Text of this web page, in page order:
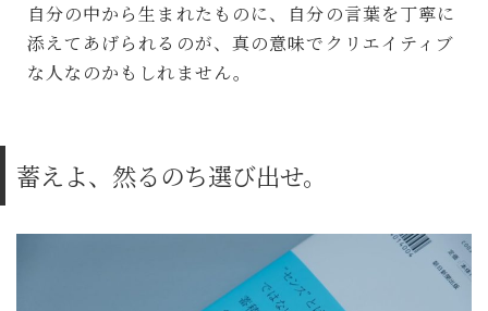
自分の中から生まれたものに、自分の言葉を丁寧に
添えてあげられるのが、真の意味でクリエイティブ
な人なのかもしれません。
蓄えよ、然るのち選び出せ。